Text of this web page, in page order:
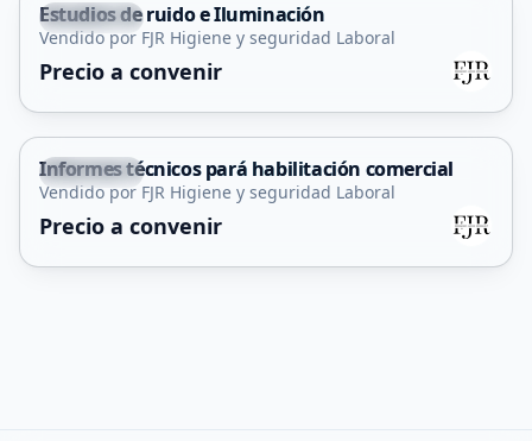
La Punta
Servicio
Estudios de ruido e Iluminación
Vendido por FJR Higiene y seguridad Laboral
Precio a convenir
La Punta
Servicio
Informes técnicos pará habilitación comercial
Vendido por FJR Higiene y seguridad Laboral
Precio a convenir